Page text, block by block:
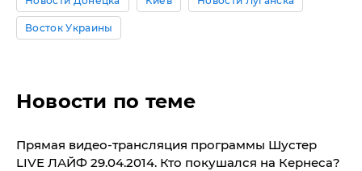
Восток Украины
Новости по теме
Прямая видео-трансляция программы Шустер
LIVE ЛАЙФ 29.04.2014. Кто покушался на Кернеса?